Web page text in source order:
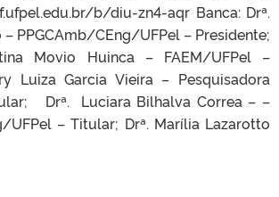
b/diu-zn4-aqr Banca: Drª.
PPGCAmb/CEng/UFPel – Presidente;
Movio Huinca – FAEM/UFPel –
Luiza Garcia Vieira – Pesquisadora
Drª. Luciara Bilhalva Correa – –
UFPel – Titular; Drª. Marília Lazarotto